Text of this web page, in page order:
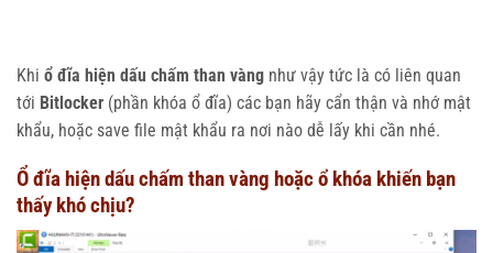
Khi ổ đĩa hiện dấu chấm than vàng như vậy tức là có liên quan
tới Bitlocker (phần khóa ổ đĩa) các bạn hãy cẩn thận và nhớ mật
khẩu, hoặc save file mật khẩu ra nơi nào dễ lấy khi cần nhé.
Ổ đĩa hiện dấu chấm than vàng hoặc ổ khóa khiến bạn
thấy khó chịu?